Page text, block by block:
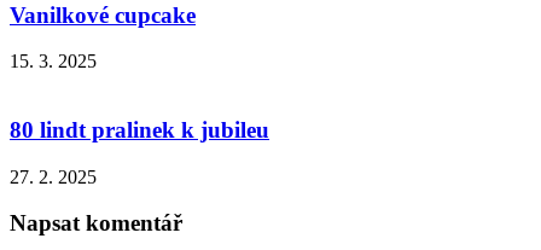
Vanilkové cupcake
15. 3. 2025
80 lindt pralinek k jubileu
27. 2. 2025
Napsat komentář